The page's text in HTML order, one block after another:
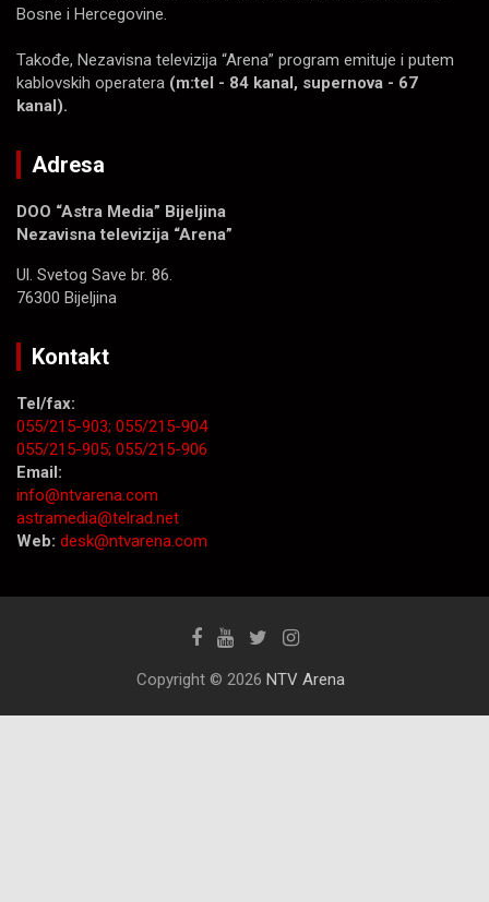
Bosne i Hercegovine.
Takođe, Nezavisna televizija “Arena” program emituje i putem
kablovskih operatera (m:tel - 84 kanal, supernova - 67
kanal).
Adresa
DOO “Astra Media” Bijeljina
Nezavisna televizija “Arena”
Ul. Svetog Save br. 86.
76300 Bijeljina
Kontakt
Tel/fax:
055/215-903; 055/215-904
055/215-905; 055/215-906
Email:
info@ntvarena.com
astramedia@telrad.net
Web: desk@ntvarena.com
Copyright © 2026 NTV Arena